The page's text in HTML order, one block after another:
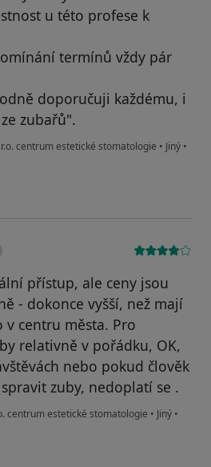
u této profese k
termínů vždy pár
doporučuji každému, i
zubařů".
centrum estetické stomatologie • Jiný •
přístup, ale ceny jsou
- dokonce vyšší, než mají
centru města. Pro
relativně v pořádku, OK,
nebo pokud člověk
zuby, nedoplatí se .
centrum estetické stomatologie • Jiný •